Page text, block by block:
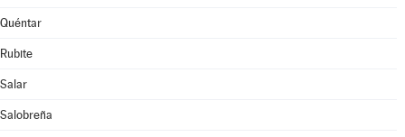
Quéntar
Rubite
Salar
Salobreña